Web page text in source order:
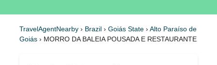
TravelAgentNearby › Brazil › Goiás State › Alto Paraíso de
Goiás › MORRO DA BALEIA POUSADA E RESTAURANTE